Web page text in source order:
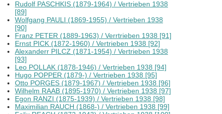
Rudolf PASCHKIS (1879-1964) / Vertrieben 1938
[89]
Wolfgang PAULI (1869-1955) / Vertrieben 1938
[90]
Franz PETER (1889-1963) / Verrtrieben 1938 [91]
Ernst PICK (1872-1960) / Vertrieben 1938 [92]
Alexanderr PILCZ (1871-1954) / Vertrieben 1938
[93]
Leo POLLAK (1878-1946) / Vertrieben 1938 [94]
Hugo POPPER (1879-) / Vertrieben 1938 [95]
Otto PORGES (1879-1967) / Vertrieben 1938 [96]
Wilhelm RAAB (1895-1970) / Vertrieben 1938 [97]
Egon RANZI (1875-1939) / Vertrieben 1938 [98]
Maximilian RAUCH (1868-) / Vertrieben 1938 [99]